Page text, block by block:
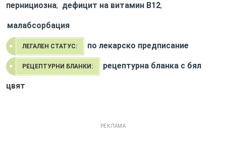
пернициозна; дефицит на витамин B12;
малабсорбация
ЛЕГАЛЕН СТАТУС: по лекарско предписание
РЕЦЕПТУРНИ БЛАНКИ: рецептурна бланка с бял
цвят
РЕКЛАМА